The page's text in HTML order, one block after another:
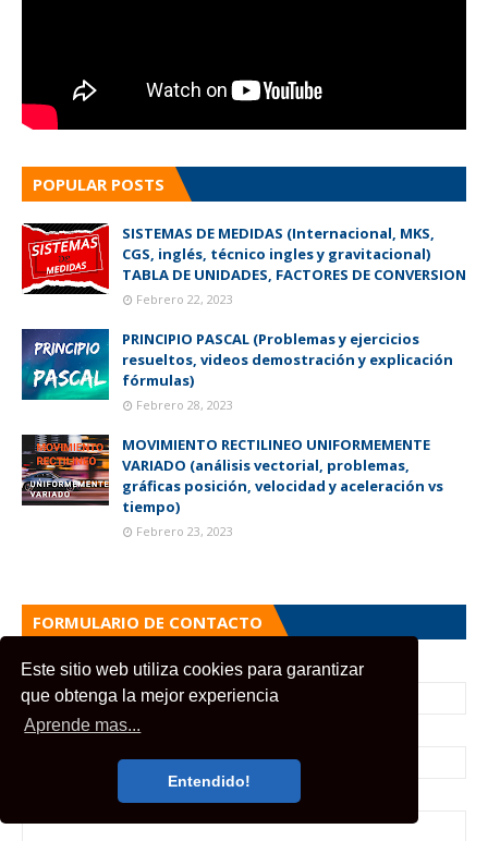
Este sitio web utiliza cookies para garantizar
que obtenga la mejor experiencia
Aprende mas...
Entendido!
POPULAR POSTS
SISTEMAS DE MEDIDAS (Internacional, MKS,
CGS, inglés, técnico ingles y gravitacional)
TABLA DE UNIDADES, FACTORES DE CONVERSION
Febrero 22, 2023
PRINCIPIO PASCAL (Problemas y ejercicios
resueltos, videos demostración y explicación
fórmulas)
Febrero 28, 2023
MOVIMIENTO RECTILINEO UNIFORMEMENTE
VARIADO (análisis vectorial, problemas,
gráficas posición, velocidad y aceleración vs
tiempo)
Febrero 23, 2023
FORMULARIO DE CONTACTO
Nombre
Correo electrónico